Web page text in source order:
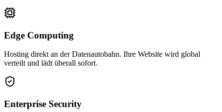
Edge Computing
Hosting direkt an der Datenautobahn. Ihre Website wird global
verteilt und lädt überall sofort.
Enterprise Security